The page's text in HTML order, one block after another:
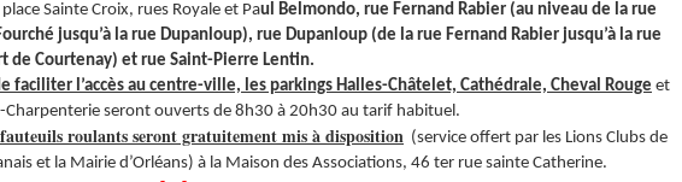
place Sainte Croix, rues Royale et Paul Belmondo, rue Fernand Rabier (au niveau de la rue
jusqu’à la rue Dupanloup), rue Dupanloup (de la rue Fernand Rabier jusqu’à la rue
de Courtenay) et rue Saint-Pierre Lentin.
faciliter l’accès au centre-ville, les parkings Halles-Châtelet, Cathédrale, Cheval Rouge et
Charpenterie seront ouverts de 8h30 à 20h30 au tarif habituel.
roulants seront gratuitement mis à disposition (service offert par les Lions Clubs de
et la Mairie d’Orléans) à la Maison des Associations, 46 ter rue sainte Catherine.